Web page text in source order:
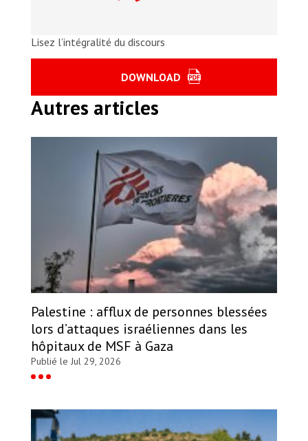
Lisez l’intégralité du discours
DOWNLOAD
Autres articles
Palestine : afflux de personnes blessées
lors d’attaques israéliennes dans les
hôpitaux de MSF à Gaza
Publié le Jul 29, 2026